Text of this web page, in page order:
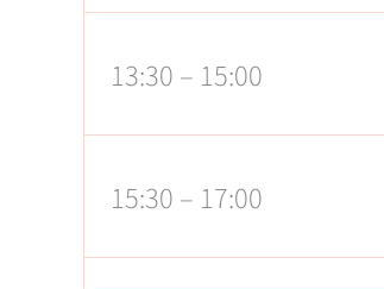
13:30 – 15:00
15:30 – 17:00